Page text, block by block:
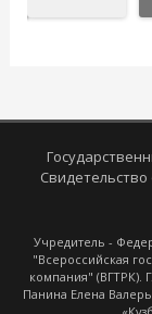
Учредитель -
"Всероссийская
компания" (ВГТРК).
Панина Елена